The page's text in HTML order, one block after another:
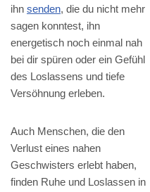
ihn senden, die du nicht mehr
sagen konntest, ihn
energetisch noch einmal nah
bei dir spüren oder ein Gefühl
des Loslassens und tiefe
Versöhnung erleben.
Auch Menschen, die den
Verlust eines nahen
Geschwisters erlebt haben,
finden Ruhe und Loslassen in